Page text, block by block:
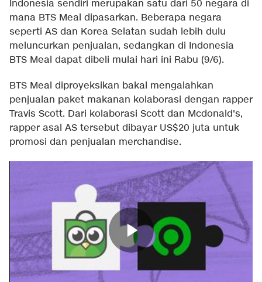
Indonesia sendiri merupakan satu dari 50 negara di
mana BTS Meal dipasarkan. Beberapa negara
seperti AS dan Korea Selatan sudah lebih dulu
meluncurkan penjualan, sedangkan di Indonesia
BTS Meal dapat dibeli mulai hari ini Rabu (9/6).
BTS Meal diproyeksikan bakal mengalahkan
penjualan paket makanan kolaborasi dengan rapper
Travis Scott. Dari kolaborasi Scott dan Mcdonald's,
rapper asal AS tersebut dibayar US$20 juta untuk
promosi dan penjualan merchandise.